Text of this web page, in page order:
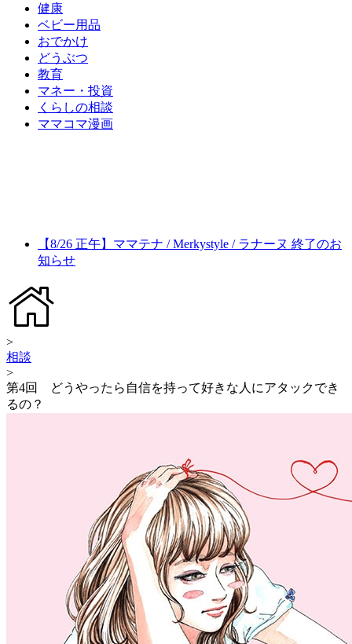
健康
ベビー用品
おでかけ
どうぶつ
教育
マネー・投資
くらしの相談
ママコマ漫画
【8/26 正午】ママテナ / Merkystyle / ラナーヌ 終了のお
知らせ
>
相談
>
第4回 どうやったら自信を持って好きな人にアタックでき
るの？